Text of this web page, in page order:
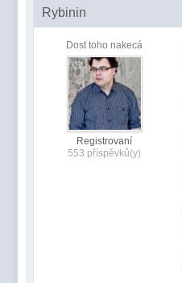
Rybinin
Dost toho nakecá
Registrovaní
553 příspěvků(y)